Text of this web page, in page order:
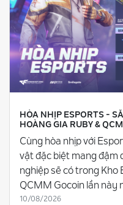
HÒA NHỊP ESPORTS -
HOÀNG GIA RUBY &
Cùng hòa nhịp với
vật đặc biệt mang đậm
nghiệp sẽ có trong Kho
QCMM Gocoin lần này
10/08/2026